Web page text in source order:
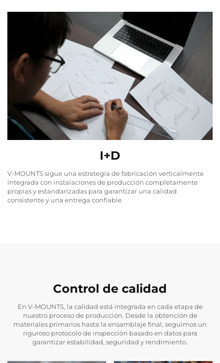
I+D
V-MOUNTS sigue una estrategia de fabricación verticalmente
integrada con instalaciones de producción completamente
propias y estandarizadas para garantizar una calidad
consistente y una entrega confiable
Control de calidad
En V-MOUNTS, la calidad está integrada en cada etapa de
nuestro proceso de producción. Desde la obtención de
materiales primarios hasta la ensamblaje final, seguimos un
riguroso protocolo de inspección basado en datos para
garantizar estabilidad, seguridad y rendimiento.